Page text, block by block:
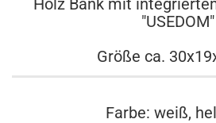
Holz Bank mit
"USEDOM"
Größe ca.
Farbe: weiß,